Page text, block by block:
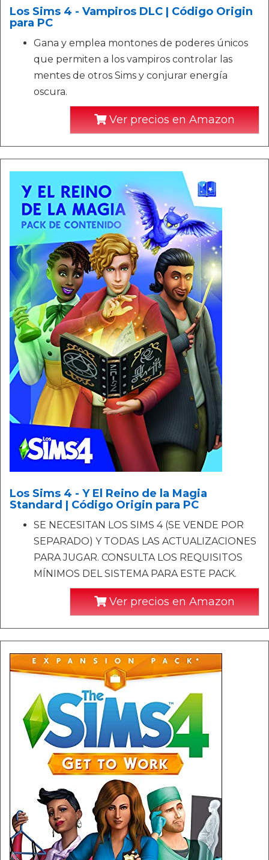
Los Sims 4 - Vampiros DLC | Código Origin
para PC
Gana y emplea montones de poderes únicos
que permiten a los vampiros controlar las
mentes de otros Sims y conjurar energía
oscura.
Ver precios en Amazon
Los Sims 4 - Y El Reino de la Magia
Standard | Código Origin para PC
SE NECESITAN LOS SIMS 4 (SE VENDE POR
SEPARADO) Y TODAS LAS ACTUALIZACIONES
PARA JUGAR. CONSULTA LOS REQUISITOS
MÍNIMOS DEL SISTEMA PARA ESTE PACK.
Ver precios en Amazon